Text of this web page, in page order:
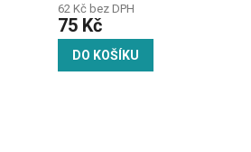
62 Kč bez DPH
75 Kč
DO KOŠÍKU